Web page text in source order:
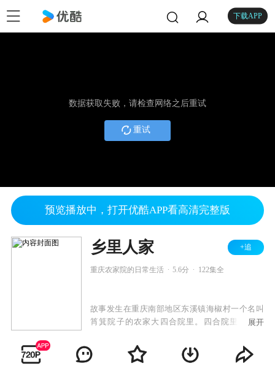
下载APP
数据获取失败，请检查网络之后重试
重试
预览播放中，打开优酷APP看高清完整版
乡里人家 +追
重庆农家院的日常生活 5.6分 122集全
故事发生在重庆南部地区东溪镇海椒村一个名叫
筲箕院子的农家大四合院里。四合院里住着李
个传统的农家院吹来了新时代的春风，在这里演
绎着他们的情感纠葛，撒下一串串欢笑和泪水。
展开